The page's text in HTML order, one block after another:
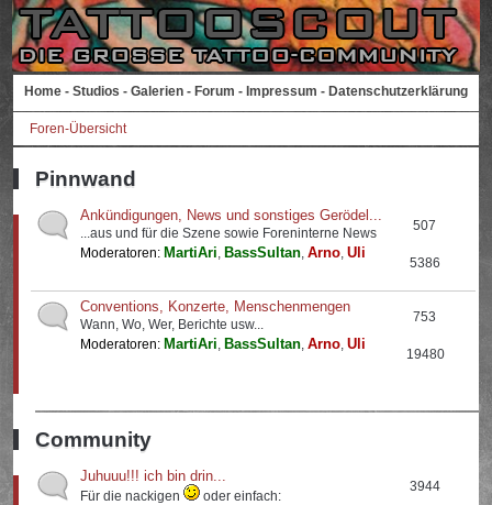
Home - Studios - Galerien - Forum - Impressum - Datenschutzerklärung
Foren-Übersicht
Pinnwand
Ankündigungen, News und sonstiges Gerödel...
...aus und für die Szene sowie Foreninterne News
Moderatoren: MartiAri, BassSultan,Arno,Uli
507
5386
Conventions, Konzerte, Menschenmengen
Wann, Wo, Wer, Berichte usw...
Moderatoren: MartiAri, BassSultan,Arno,Uli
753
19480
Community
Juhuuu!!! ich bin drin...
Für die nackigen
oder einfach:
3944